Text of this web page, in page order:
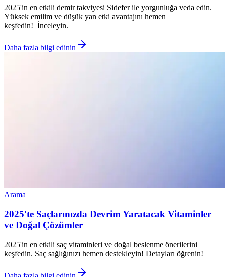
2025'in en etkili demir takviyesi Sidefer ile yorgunluğa veda edin.
Yüksek emilim ve düşük yan etki avantajını hemen
keşfedin! İnceleyin.
Daha fazla bilgi edinin
Arama
2025'te Saçlarınızda Devrim Yaratacak Vitaminler
ve Doğal Çözümler
2025'in en etkili saç vitaminleri ve doğal beslenme önerilerini
keşfedin. Saç sağlığınızı hemen destekleyin! Detayları öğrenin!